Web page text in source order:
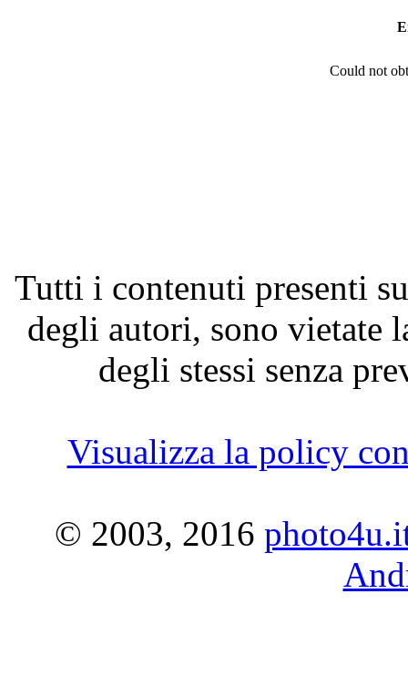
Could not
Tutti i contenuti presenti
degli autori, sono vietate
degli stessi senza
Visualizza la policy
© 2003, 2016